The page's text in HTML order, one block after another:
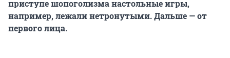
приступе шопоголизма настольные игры,
например, лежали нетронутыми. Дальше — от
первого лица.